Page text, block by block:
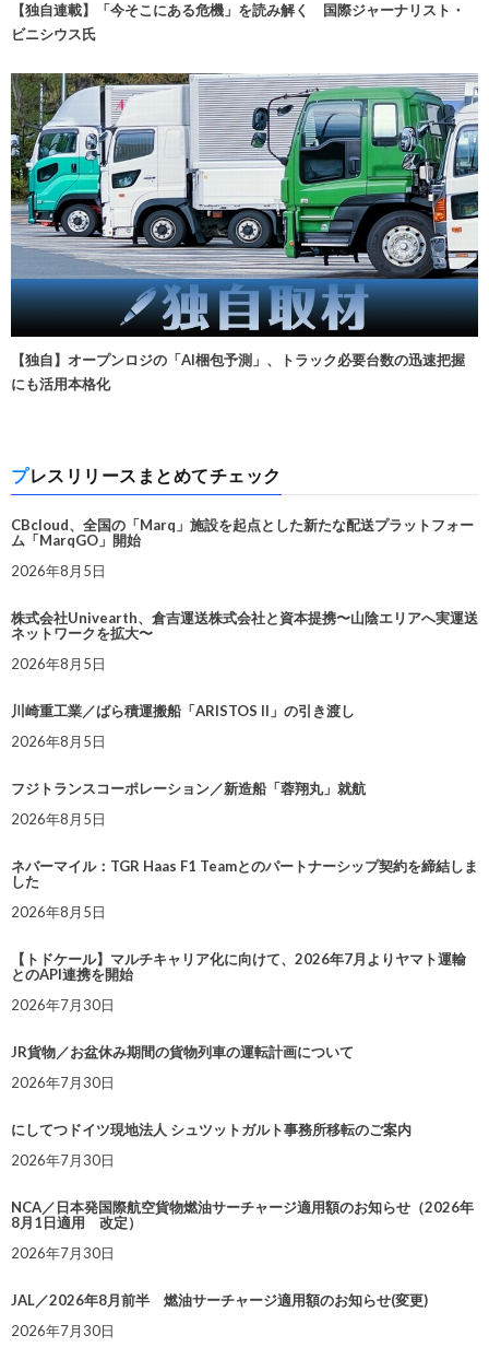
【独自連載】「今そこにある危機」を読み解く 国際ジャーナリスト・
ビニシウス氏
【独自】オープンロジの「AI梱包予測」、トラック必要台数の迅速把握
にも活用本格化
プレスリリースまとめてチェック
CBcloud、全国の「Marq」施設を起点とした新たな配送プラットフォー
ム「MarqGO」開始
2026年8月5日
株式会社Univearth、倉吉運送株式会社と資本提携〜山陰エリアへ実運送
ネットワークを拡大〜
2026年8月5日
川崎重工業／ばら積運搬船「ARISTOS II」の引き渡し
2026年8月5日
フジトランスコーポレーション／新造船「蓉翔丸」就航
2026年8月5日
ネバーマイル：TGR Haas F1 Teamとのパートナーシップ契約を締結しま
した
2026年8月5日
【トドケール】マルチキャリア化に向けて、2026年7月よりヤマト運輸
とのAPI連携を開始
2026年7月30日
JR貨物／お盆休み期間の貨物列車の運転計画について
2026年7月30日
にしてつドイツ現地法人 シュツットガルト事務所移転のご案内
2026年7月30日
NCA／日本発国際航空貨物燃油サーチャージ適用額のお知らせ（2026年
8月1日適用 改定）
2026年7月30日
JAL／2026年8月前半 燃油サーチャージ適用額のお知らせ(変更)
2026年7月30日